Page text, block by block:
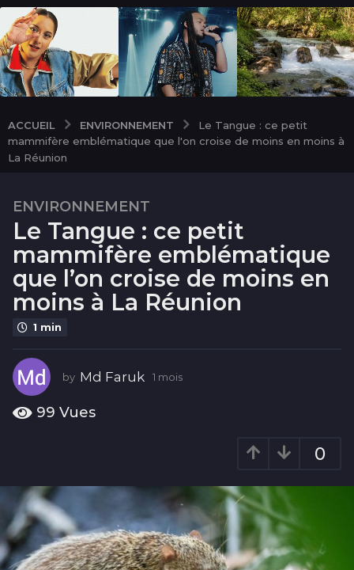
ACCUEIL ENVIRONNEMENT
Le Tangue : ce petit
mammifère emblématique que l'on croise de moins en moins à
La Réunion
1
m
i
s
1
m
s
ENVIRONNEMENT
Le Tangue : ce petit
mammifère emblématique
que l’on croise de moins en
moins à La Réunion
1 min
by Md Faruk 1 mois
99 Vues
0